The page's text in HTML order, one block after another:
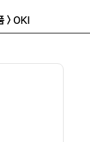
> OKI